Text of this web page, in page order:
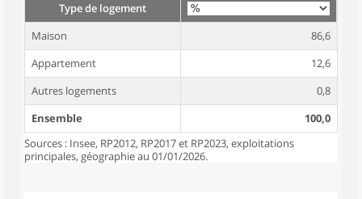
Type de logement
Maison
86,6
Appartement
12,6
Autres logements
0,8
Ensemble
100,0
Sources : Insee, RP2012, RP2017 et RP2023, exploitations
principales, géographie au 01/01/2026.